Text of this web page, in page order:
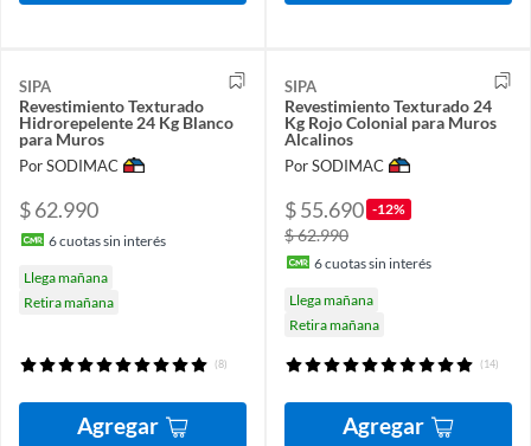
SIPA
Revestimiento Texturado
Hidrorepelente 24 Kg Blanco
para Muros
Por SODIMAC
$ 62.990
6cuotas sin interés
Llega mañana
Retira mañana
(8)
Agregar
SIPA
Revestimiento Texturado 24
Kg Rojo Colonial para Muros
Alcalinos
Por SODIMAC
$ 55.690 -12%
$ 62.990
6cuotas sin interés
Llega mañana
Retira mañana
(14)
Agregar